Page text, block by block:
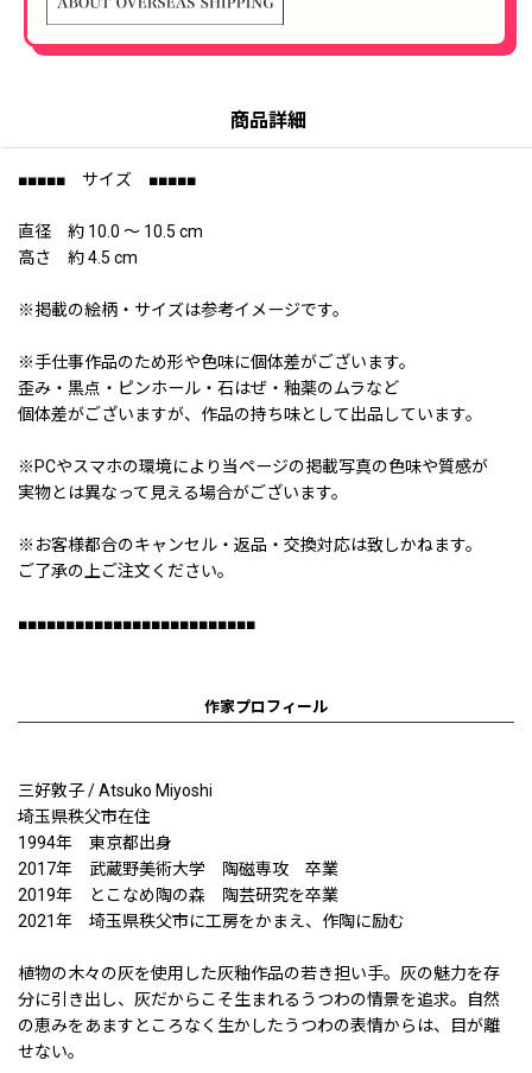
商品詳細
■■■■■ サイズ ■■■■■
直径 約 10.0 〜 10.5 cm
高さ 約 4.5 cm
※掲載の絵柄・サイズは参考イメージです。
※手仕事作品のため形や色味に個体差がございます。
歪み・黒点・ピンホール・石はぜ・釉薬のムラなど
個体差がございますが、作品の持ち味として出品しています。
※PCやスマホの環境により当ページの掲載写真の色味や質感が
実物とは異なって見える場合がございます。
※お客様都合のキャンセル・返品・交換対応は致しかねます。
ご了承の上ご注文ください。
■■■■■■■■■■■■■■■■■■■■■■■■■
作家プロフィール
三好敦子 / Atsuko Miyoshi
埼玉県秩父市在住
1994年 東京都出身
2017年 武蔵野美術大学 陶磁専攻 卒業
2019年 とこなめ陶の森 陶芸研究を卒業
2021年 埼玉県秩父市に工房をかまえ、作陶に励む
植物の木々の灰を使用した灰釉作品の若き担い手。灰の魅力を存
分に引き出し、灰だからこそ生まれるうつわの情景を追求。自然
の恵みをあますところなく生かしたうつわの表情からは、目が離
せない。